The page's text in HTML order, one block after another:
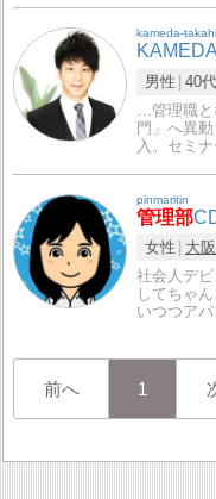
kameda-
男性 40代
…管理職
門」へ異
入。セミ
pinmaritin
管理部
女性
大
社会人デ
してちゃ
いつつア
前へ 1